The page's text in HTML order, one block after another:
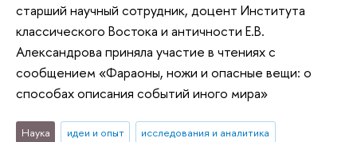
старший научный сотрудник, доцент Института
классического Востока и античности Е.В.
Александрова приняла участие в чтениях с
сообщением «Фараоны, ножи и опасные вещи: о
способах описания событий иного мира»
Наука идеи и опыт
исследования и аналитика